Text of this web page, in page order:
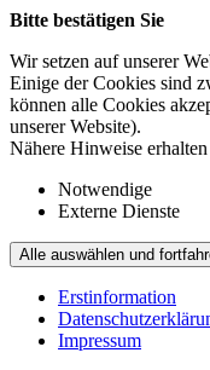
Bitte bestätigen Sie
Wir setzen auf unserer
Einige der Cookies sind
können alle Cookies
unserer Website).
Nähere Hinweise
Notwendige
Externe Dienste
Alle auswählen und
Erstinformation
Impressum